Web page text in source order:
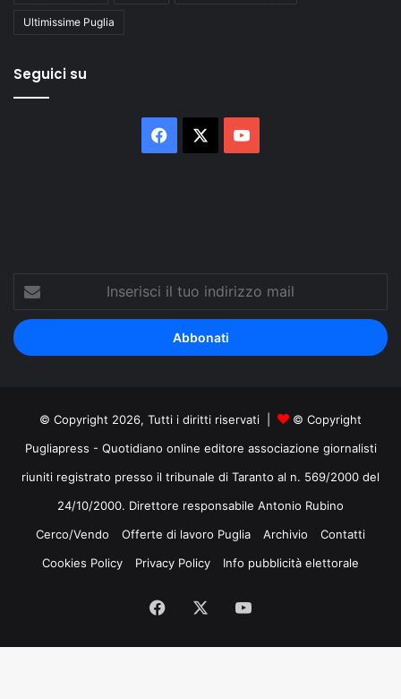
Ultimissime Puglia
Seguici su
Facebook
Inserisci
tuo
indirizzo
mail
© Copyright 2026, Tutti i diritti riservati |
© Copyright
Pugliapress - Quotidiano online editore associazione giornalisti
riuniti registrato presso il tribunale di Taranto al n. 569/2000 del
24/10/2000. Direttore responsabile Antonio Rubino
Cerco/Vendo
Offerte di lavoro Puglia Archivio
Contatti
Cookies Policy
Privacy Policy Info pubblicità elettorale
Facebook
Tube